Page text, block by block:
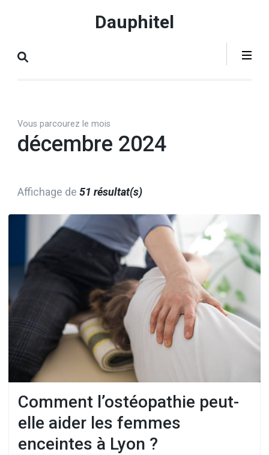
(Pressez
Dauphitel
Vous parcourez le mois
décembre 2024
Affichage de 51 résultat(s)
Comment l’ostéopathie peut-
elle aider les femmes
enceintes à Lyon ?